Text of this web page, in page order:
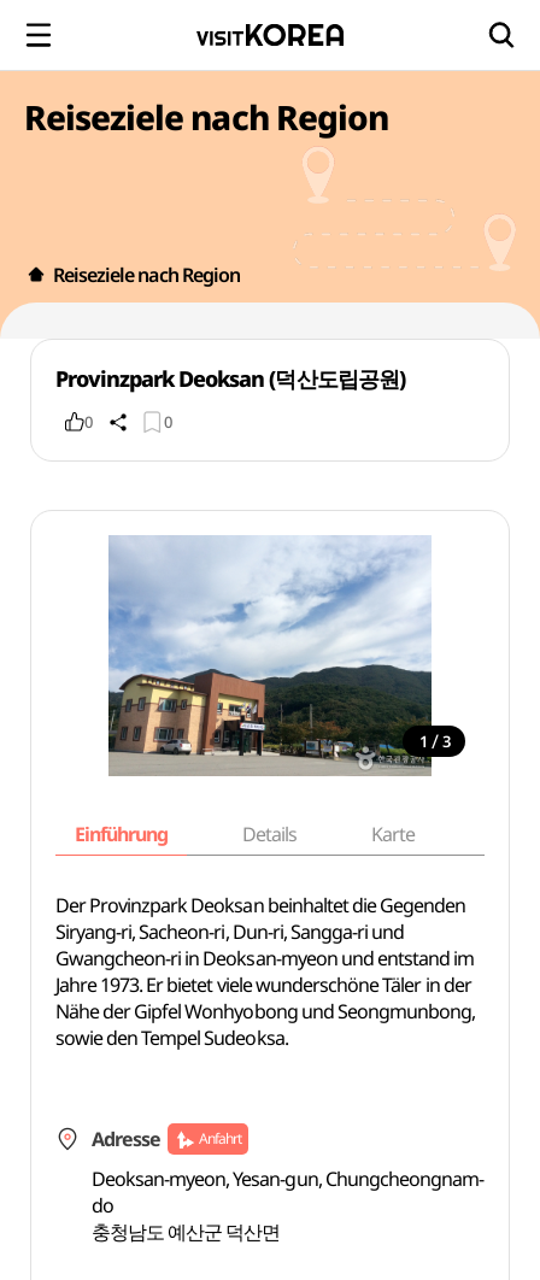
Reiseziele nach Region
Reiseziele nach Region
Provinzpark Deoksan (덕산도립공원)
0 0
1 / 3
Einführung Details Karte
Der Provinzpark Deoksan beinhaltet die Gegenden
Siryang-ri, Sacheon-ri, Dun-ri, Sangga-ri und
Gwangcheon-ri in Deoksan-myeon und entstand im
Jahre 1973. Er bietet viele wunderschöne Täler in der
Nähe der Gipfel Wonhyobong und Seongmunbong,
sowie den Tempel Sudeoksa.
Adresse Anfahrt
Deoksan-myeon, Yesan-gun, Chungcheongnam-
do
충청남도 예산군 덕산면